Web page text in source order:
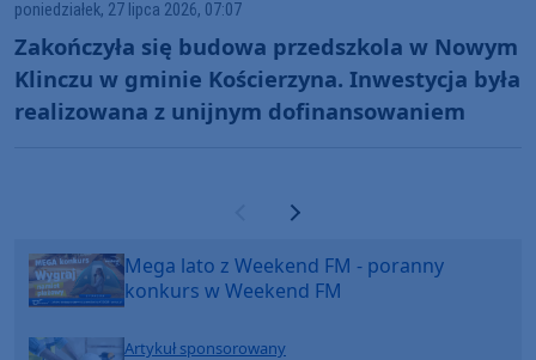
poniedziałek, 27 lipca 2026, 07:07
Zakończyła się budowa przedszkola w Nowym
Klinczu w gminie Kościerzyna. Inwestycja była
realizowana z unijnym dofinansowaniem
Poprzednia strona
Następna strona
Mega lato z Weekend FM - poranny
konkurs w Weekend FM
Artykuł sponsorowany